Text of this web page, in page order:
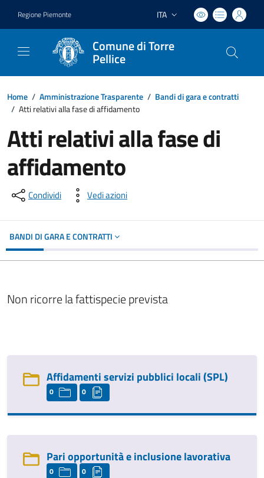
Regione Piemonte Lingua attiva:
ITA
Comune di Torre
Pellice
Home / Amministrazione Trasparente / Bandi di gara e contratti
/ Atti relativi alla fase di affidamento
Atti relativi alla fase di
affidamento
Condividi Vedi azioni
BANDI DI GARA E CONTRATTI
Non ricorre la fattispecie prevista
Affidamenti servizi pubblici locali (SPL)
0 0
Pari opportunità e inclusione lavorativa
0 0